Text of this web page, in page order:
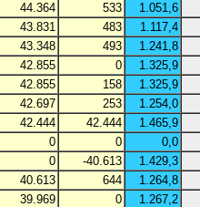
44.364 533
1.051,6
43.831 483
1.117,4
43.348 493
1.241,8
42.855 0
1.325,9
42.855 158
1.325,9
42.697 253
1.254,0
42.444 42.444
1.465,9
0 0
0,0
0 -40.613
1.429,3
40.613 644
1.264,8
39.969 0
1.267,2